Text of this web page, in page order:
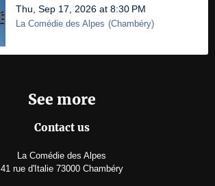
Thu, Sep 17, 2026 at 8:30 PM
La Comédie des Alpes (Chambéry)
See more
Contact us
La Comédie des Alpes
41 rue d'Italie 73000 Chambéry